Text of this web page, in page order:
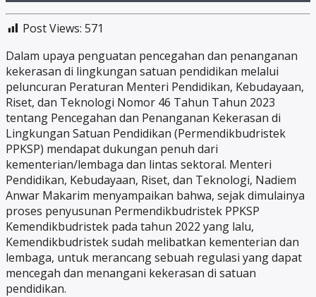
Post Views: 571
Dalam upaya penguatan pencegahan dan penanganan
kekerasan di lingkungan satuan pendidikan melalui
peluncuran Peraturan Menteri Pendidikan, Kebudayaan,
Riset, dan Teknologi Nomor 46 Tahun Tahun 2023
tentang Pencegahan dan Penanganan Kekerasan di
Lingkungan Satuan Pendidikan (Permendikbudristek
PPKSP) mendapat dukungan penuh dari
kementerian/lembaga dan lintas sektoral. Menteri
Pendidikan, Kebudayaan, Riset, dan Teknologi, Nadiem
Anwar Makarim menyampaikan bahwa, sejak dimulainya
proses penyusunan Permendikbudristek PPKSP
Kemendikbudristek pada tahun 2022 yang lalu,
Kemendikbudristek sudah melibatkan kementerian dan
lembaga, untuk merancang sebuah regulasi yang dapat
mencegah dan menangani kekerasan di satuan
pendidikan.